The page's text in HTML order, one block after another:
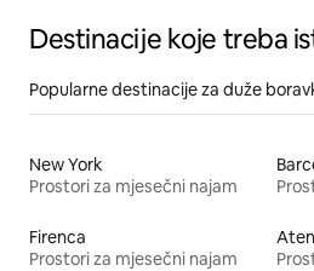
Destinacije koje treba
Popularne destinacije za duže
New York
Prostori za mjesečni najam
Firenca
Prostori za mjesečni najam